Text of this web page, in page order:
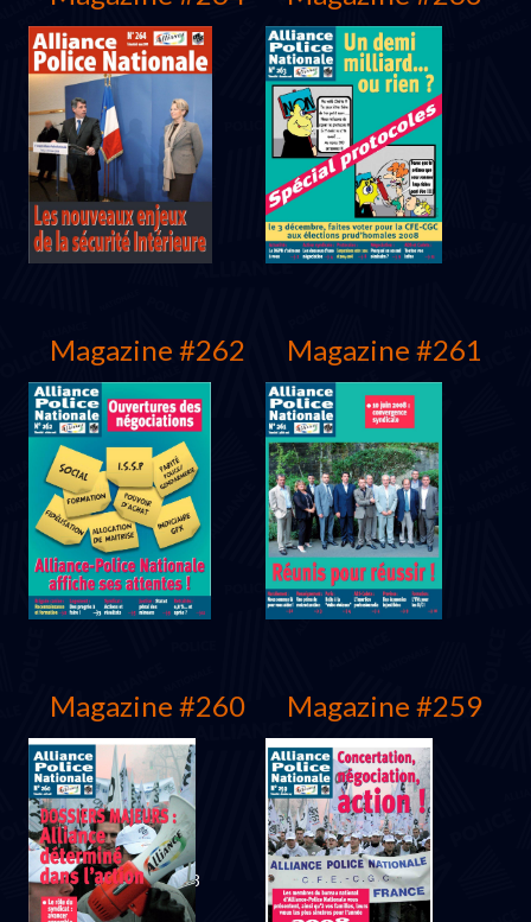
Octobre 2009 Juin 2009
Mars 2009 Décembre 2008
Magazine #262
Octobre 2008
Magazine #261
Juillet 2008
Magazine #260 Magazine #259